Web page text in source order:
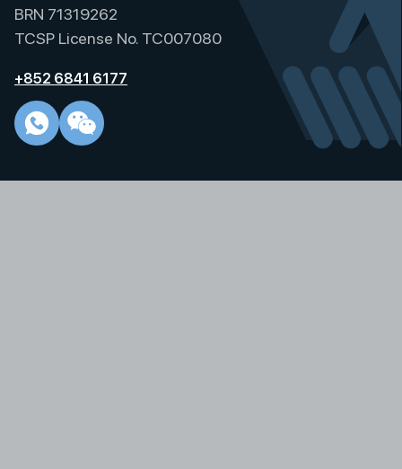
t
i
e
BRN 71319262
TCSP License No. TC007080
+852 6841 6177